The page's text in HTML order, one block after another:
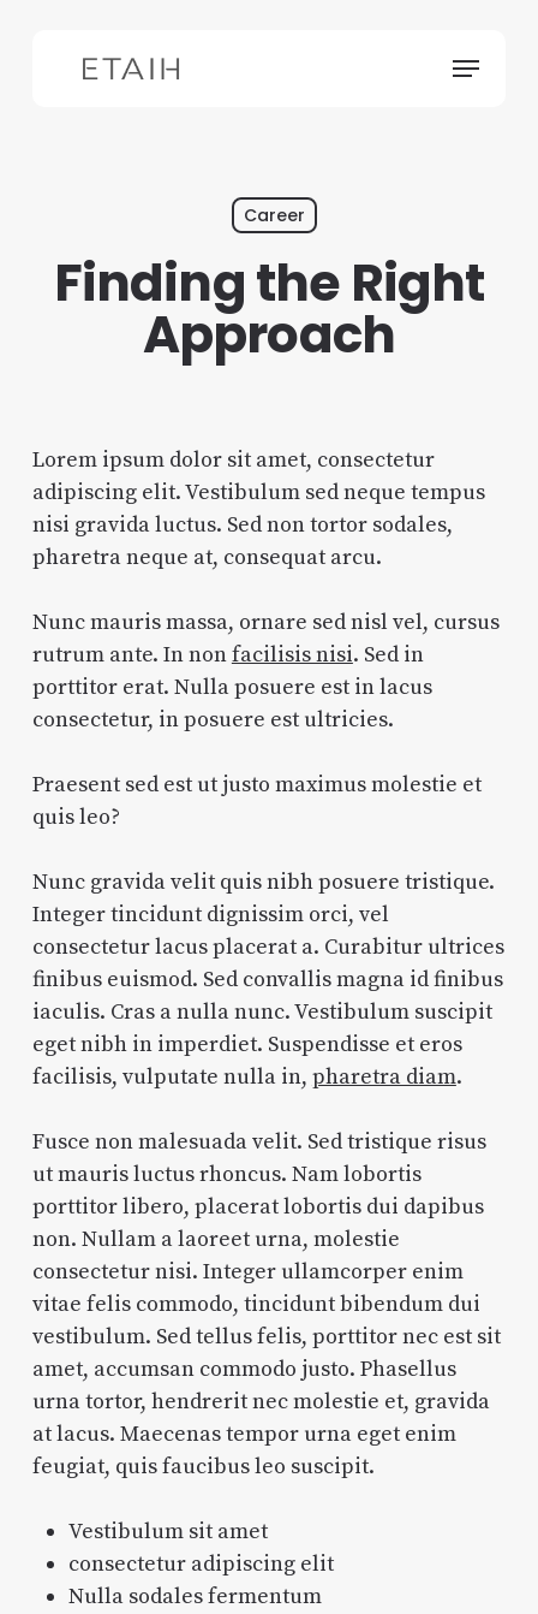
Menu
Career
Finding the Right
Approach
Lorem ipsum dolor sit amet, consectetur
adipiscing elit. Vestibulum sed neque tempus
nisi gravida luctus. Sed non tortor sodales,
pharetra neque at, consequat arcu.
Nunc mauris massa, ornare sed nisl vel, cursus
rutrum ante. In nonfacilisis nisi. Sed in
porttitor erat. Nulla posuere est in lacus
consectetur, in posuere est ultricies.
Praesent sed est ut justo maximus molestie et
quis leo?
Nunc gravida velit quis nibh posuere tristique.
Integer tincidunt dignissim orci, vel
consectetur lacus placerat a. Curabitur ultrices
finibus euismod. Sed convallis magna id finibus
iaculis. Cras a nulla nunc. Vestibulum suscipit
eget nibh in imperdiet. Suspendisse et eros
facilisis, vulputate nulla in, pharetra diam.
Fusce non malesuada velit. Sed tristique risus
ut mauris luctus rhoncus. Nam lobortis
porttitor libero, placerat lobortis dui dapibus
non. Nullam a laoreet urna, molestie
consectetur nisi. Integer ullamcorper enim
vitae felis commodo, tincidunt bibendum dui
vestibulum. Sed tellus felis, porttitor nec est sit
amet, accumsan commodo justo. Phasellus
urna tortor, hendrerit nec molestie et, gravida
at lacus. Maecenas tempor urna eget enim
feugiat, quis faucibus leo suscipit.
Vestibulum sit amet
consectetur adipiscing elit
Nulla sodales fermentum